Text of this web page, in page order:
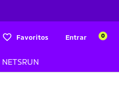
Favoritos Entrar 0
NETSRUN